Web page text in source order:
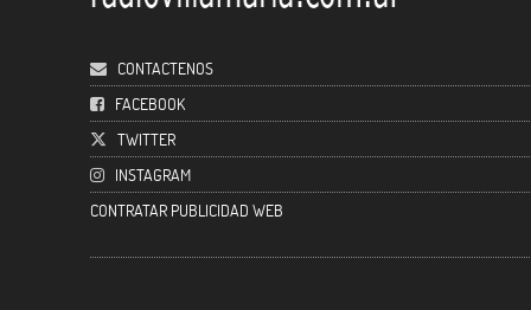
CONTACTENOS
FACEBOOK
TWITTER
INSTAGRAM
CONTRATAR PUBLICIDAD WEB